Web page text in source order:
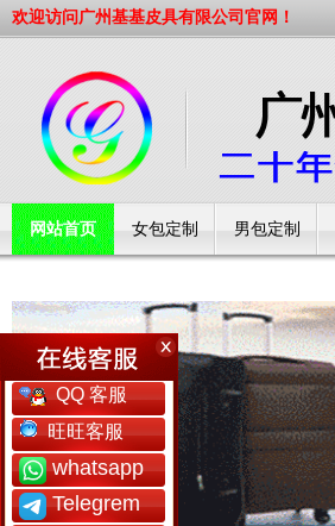
欢迎访问广州基基皮具有限公司官网！
网站首页 女包定制 男包定制
QQ 客服
旺旺客服
whatsapp
Telegrem